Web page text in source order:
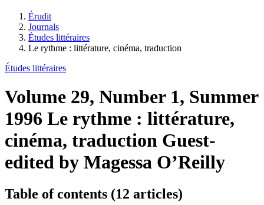
Érudit
Journals
Études littéraires
Le rythme : littérature, cinéma, traduction
Études littéraires
Volume 29, Number 1, Summer
1996 Le rythme : littérature,
cinéma, traduction Guest-
edited by Magessa O’Reilly
Table of contents (12 articles)